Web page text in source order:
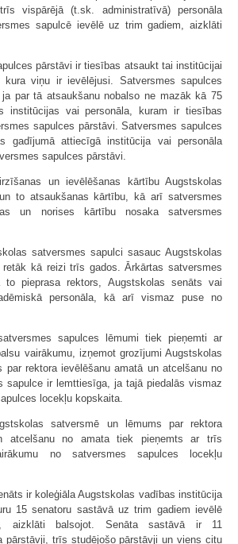
vispārējā (t.sk. administratīvā) personāla
sapulcē ievēlē uz trim gadiem, aizklāti
pārstāvi ir tiesības atsaukt tai institūcijai
kura viņu ir ievēlējusi. Satversmes sapulces
par tā atsaukšanu nobalso ne mazāk kā 75
institūcijas vai personāla, kuram ir tiesības
sapulces pārstāvi. Satversmes sapulces
gadījumā attiecīgā institūcija vai personāla
sapulces pārstāvi.
un ievēlēšanas kārtību Augstskolas
to atsaukšanas kārtību, kā arī satversmes
un norises kārtību nosaka satversmes
satversmes sapulci sasauc Augstskolas
kā reizi trīs gados. Ārkārtas satversmes
to pieprasa rektors, Augstskolas senāts vai
personāla, kā arī vismaz puse no
sapulces lēmumi tiek pieņemti ar
vairākumu, izņemot grozījumi Augstskolas
par rektora ievēlēšanu amatā un atcelšanu no
sapulce ir lemttiesīga, ja tajā piedalās vismaz
locekļu kopskaita.
satversmē un lēmums par rektora
atcelšanu no amata tiek pieņemts ar trīs
no satversmes sapulces locekļu
ir koleģiāla Augstskolas vadības institūcija
15 senatoru sastāvā uz trim gadiem ievēlē
aizklāti balsojot. Senāta sastāvā ir 11
pārstāvji, trīs studējošo pārstāvji un viens citu